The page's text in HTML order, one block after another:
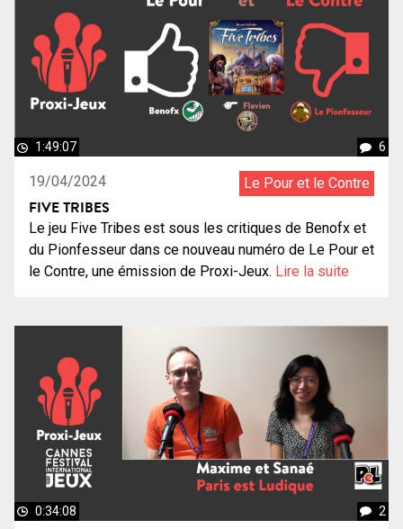
1:49:07 6
19/04/2024 Le Pour et le Contre
FIVE TRIBES
Le jeu Five Tribes est sous les critiques de Benofx et
du Pionfesseur dans ce nouveau numéro de Le Pour et
le Contre, une émission de Proxi-Jeux. Lire la suite
0:34:08 2